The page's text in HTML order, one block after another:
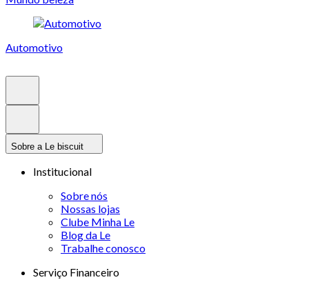
Automotivo
Sobre a Le biscuit
Institucional
Sobre nós
Nossas lojas
Clube Minha Le
Blog da Le
Trabalhe conosco
Serviço Financeiro